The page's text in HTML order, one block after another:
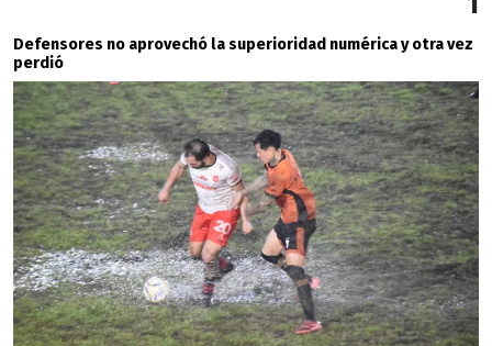
Defensores no aprovechó la superioridad numérica y otra vez
perdió